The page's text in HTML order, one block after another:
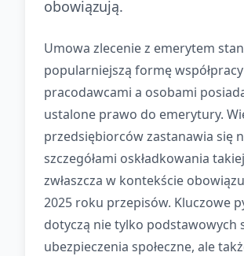
obowiązują.
Umowa zlecenie z emerytem
popularniejszą formę
pracodawcami a osobami
ustalone prawo do emerytury.
przedsiębiorców zastanawia się
szczegółami oskładkowania
zwłaszcza w kontekście
2025 roku przepisów. Kluczowe
dotyczą nie tylko podstawowych
ubezpieczenia społeczne, ale